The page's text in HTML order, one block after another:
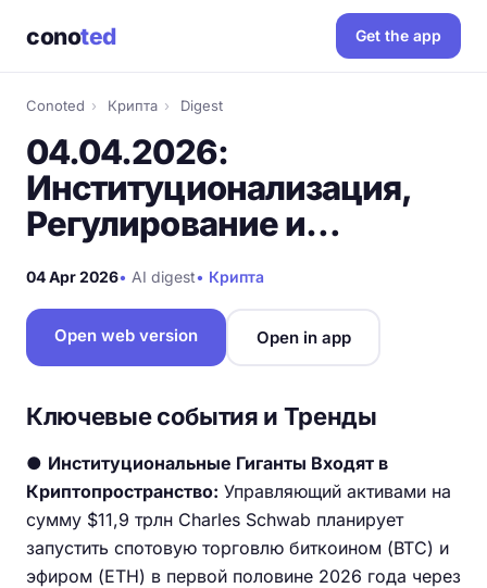
conoted Get the app
Conoted › Крипта › Digest
04.04.2026:
Институционализация,
Регулирование и…
04 Apr 2026• AI digest• Крипта
Open web version Open in app
Ключевые события и Тренды
● Институциональные Гиганты Входят в
Криптопространство: Управляющий активами на
сумму $11,9 трлн Charles Schwab планирует
запустить спотовую торговлю биткоином (BTC) и
эфиром (ETH) в первой половине 2026 года через